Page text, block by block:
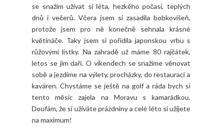
se snažím užívat si léta, hezkého počasí, teplých
dnů i večerů. Včera jsem si zasadila bobkovišeň,
protože jsem pro ně konečně sehnala krásné
květináče. Taky jsem si pořídila japonskou vrbu s
růžovými lístky. Na zahradě už máme 80 rajčátek,
letos se jim daří. O víkendech se snažíme věnovat
sobě a jezdíme na výlety, procházky, do restaurací a
kaváren. Chystáme se ještě na golf a ráda bych si
tento měsíc zajela na Moravu s kamarádkou.
Doufám, že si užíváte prázdniny a celé léto si užijete
na maximum!